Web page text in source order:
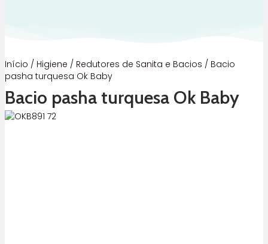
Início / Higiene / Redutores de Sanita e Bacios / Bacio
pasha turquesa Ok Baby
Bacio pasha turquesa Ok Baby